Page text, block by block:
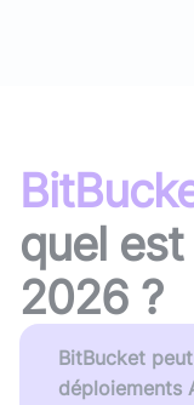
quel
2026 ?
BitBucket
déploiements